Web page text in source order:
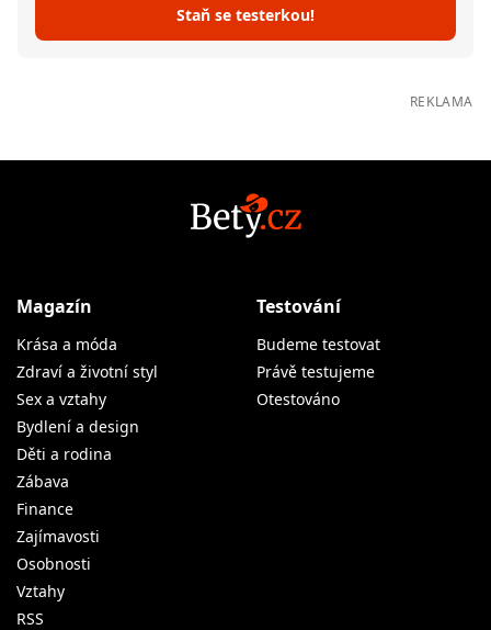
Staň se testerkou!
REKLAMA
Magazín
Krása a móda
Zdraví a životní styl
Sex a vztahy
Bydlení a design
Děti a rodina
Zábava
Finance
Zajímavosti
Osobnosti
Vztahy
RSS
Testování
Budeme testovat
Právě testujeme
Otestováno